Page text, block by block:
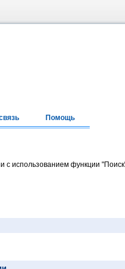
Помощь
использованием функции